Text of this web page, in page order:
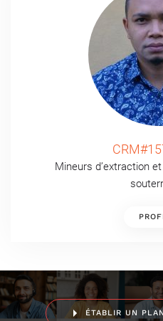
Mineurs d’extraction
ÉTABLIR UN